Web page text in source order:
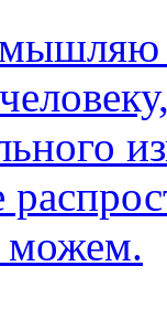
можем.